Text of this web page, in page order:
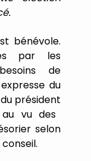
bénévole.
par
les
besoins
de
expresse du
du président
au vu des
selon
conseil.